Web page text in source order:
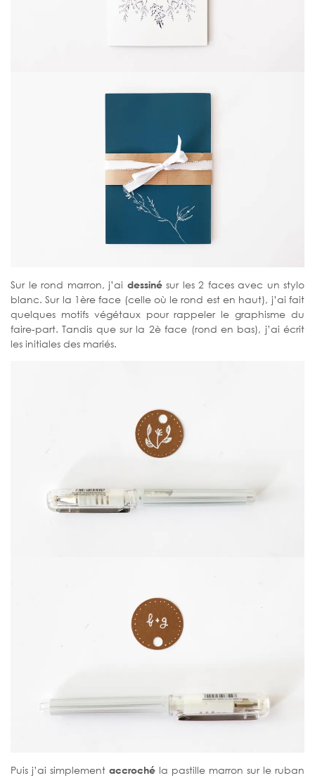
Sur le rond marron, j’ai dessinésur les 2 faces avec un stylo
blanc. Sur la 1ère face (celle où le rond est en haut), j’ai fait
quelques motifs végétaux pour rappeler le graphisme du
faire-part. Tandis que sur la 2è face (rond en bas), j’ai écrit
les initiales des mariés.
Puis j’ai simplement accroché la pastille marron sur le ruban